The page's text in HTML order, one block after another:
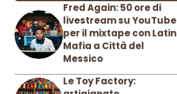
Fred Again: 50 ore di
livestream su YouTube
per il mixtape con Latin
Mafia a Città del
Messico
Le Toy Factory: